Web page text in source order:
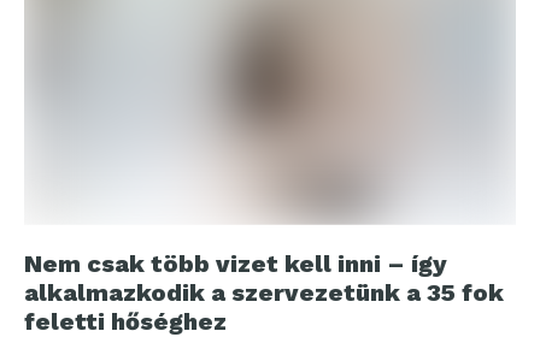
Nem csak több vizet kell inni – így
alkalmazkodik a szervezetünk a 35 fok
feletti hőséghez